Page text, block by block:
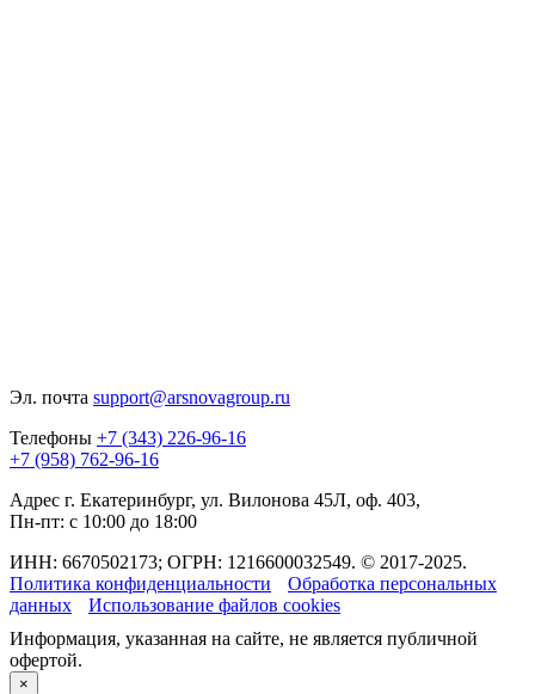
Эл. почта support@arsnovagroup.ru
Телефоны +7 (343) 226-96-16
+7 (958) 762-96-16
Адрес г. Екатеринбург, ул. Вилонова 45Л, оф. 403,
Пн-пт: с 10:00 до 18:00
ИНН: 6670502173; ОГРН: 1216600032549. © 2017-2025.
Политика конфиденциальности
Обработка персональных
данных
Использование файлов cookies
Информация, указанная на сайте, не является публичной
офертой.
×